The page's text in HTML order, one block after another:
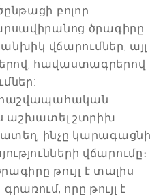
բոլոր
ծրագիրը
վճարումներ, այլ
հավաստագրերով
հաշվապահական
աշխատել շտրիխ
ինչը կարագացնի
վճարումը։
թույլ է տալիս
որը թույլ է